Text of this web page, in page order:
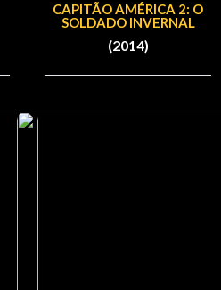
CAPITÃO AMÉRICA 2: O
SOLDADO INVERNAL
(2014)